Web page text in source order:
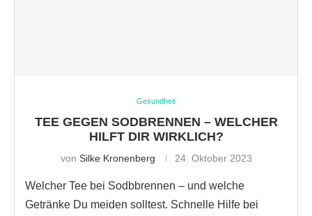
Gesundheit
TEE GEGEN SODBRENNEN – WELCHER
HILFT DIR WIRKLICH?
von Silke Kronenberg 24. Oktober 2023
Welcher Tee bei Sodbbrennen – und welche
Getränke Du meiden solltest. Schnelle Hilfe bei